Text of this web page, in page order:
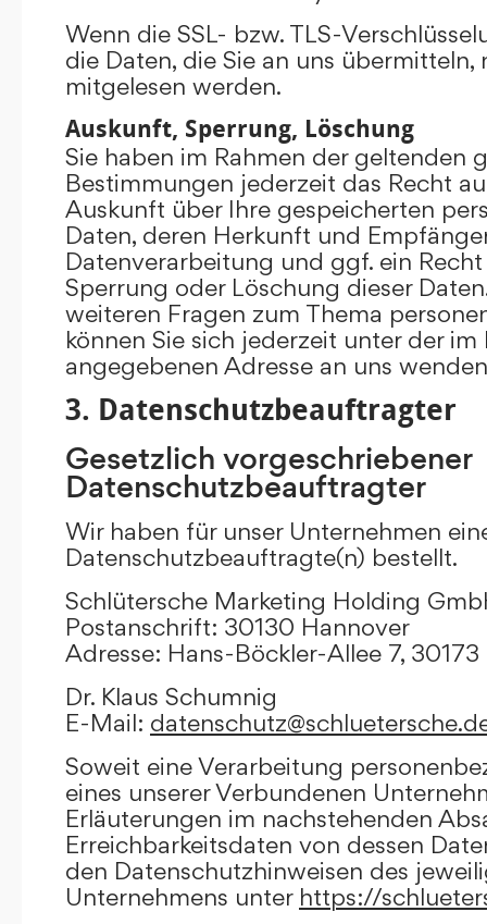
Wenn die SSL- bzw. TLS-
die Daten, die Sie an uns
mitgelesen werden.
Auskunft, Sperrung, Löschung
Sie haben im Rahmen der geltenden
Bestimmungen jederzeit das Recht
Auskunft über Ihre gespeicherten
Daten, deren Herkunft und
Datenverarbeitung und ggf. ein
Sperrung oder Löschung dieser
weiteren Fragen zum Thema
können Sie sich jederzeit unter der im
angegebenen Adresse an uns
3. Datenschutzbeauftragter
Gesetzlich vorgeschriebener
Datenschutzbeauftragter
Wir haben für unser Unternehmen
Datenschutzbeauftragte(n) bestellt.
Schlütersche Marketing Holding
Postanschrift: 30130 Hannover
Adresse: Hans-Böckler-Allee 7,
Dr. Klaus Schumnig
E-Mail:
Soweit eine Verarbeitung
eines unserer Verbundenen
Erläuterungen im nachstehenden
Erreichbarkeitsdaten von dessen
den Datenschutzhinweisen des
Unternehmens unter https://